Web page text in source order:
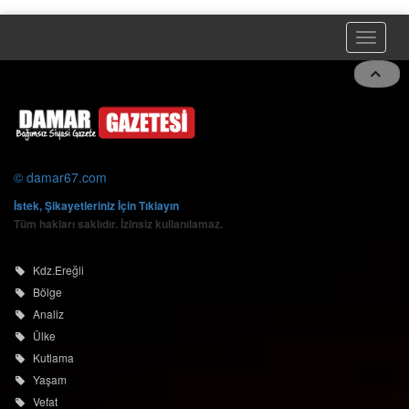
Tüm hakları saklıdır. İzinsiz kullanılamaz.
Bölge
Analiz
Ülke
Yaşam
Vefat
Spor
Alaplı
Asayiş
Akçakoca
Zonguldak